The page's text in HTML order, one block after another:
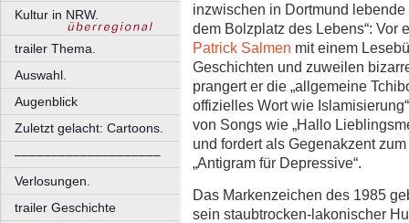
Kultur in NRW.
trailer Thema.
Auswahl.
Augenblick
Zuletzt gelacht: Cartoons.
––––––––––––––––––––
Verlosungen.
trailer Geschichte
inzwischen in Dortmund
dem Bolzplatz des Lebens“: Vor
Patrick Salmen mit einem
Geschichten und zuweilen
prangert er die „allgemeine
offizielles Wort wie
von Songs wie „Hallo
und fordert als Gegenakzent
„Antigram für Depressive“.
Das Markenzeichen des 1985
sein staubtrocken-lakonischer